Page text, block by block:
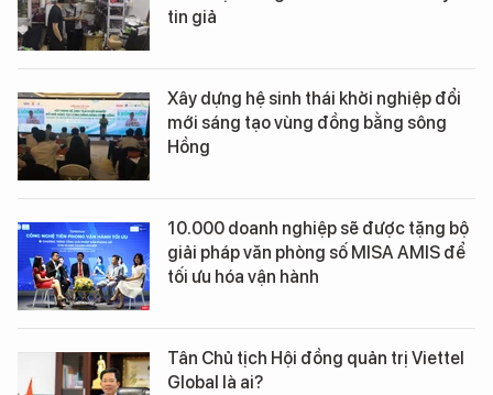
tin giả
Xây dựng hệ sinh thái khởi nghiệp đổi
mới sáng tạo vùng đồng bằng sông
Hồng
10.000 doanh nghiệp sẽ được tặng bộ
giải pháp văn phòng số MISA AMIS để
tối ưu hóa vận hành
Tân Chủ tịch Hội đồng quản trị Viettel
Global là ai?